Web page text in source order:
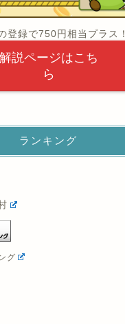
登録で750円相当プラス！
解説ページはこち
ら
ランキング
グ